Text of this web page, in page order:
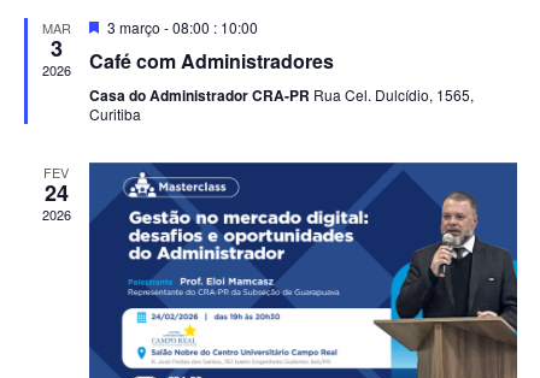
MAR
3
2026
Destacado
3 março - 08:00 : 10:00
Café com Administradores
Casa do Administrador CRA-PR Rua Cel. Dulcídio, 1565,
Curitiba
FEV
24
2026